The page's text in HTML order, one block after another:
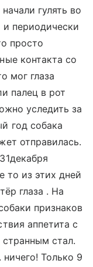
гулять во
и периодически
просто
контакта со
мог глаза
палец в рот
уследить за
год собака
отправилась.
то из этих дней
глаза . На
признаков
аппетита с
стал.
Только 9